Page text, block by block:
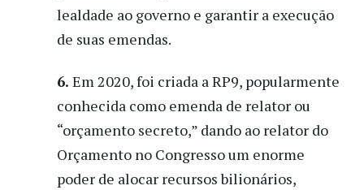
lealdade ao governo e garantir a execução
de suas emendas.
6. Em 2020, foi criada a RP9, popularmente
conhecida como emenda de relator ou
“orçamento secreto,” dando ao relator do
Orçamento no Congresso um enorme
poder de alocar recursos bilionários,